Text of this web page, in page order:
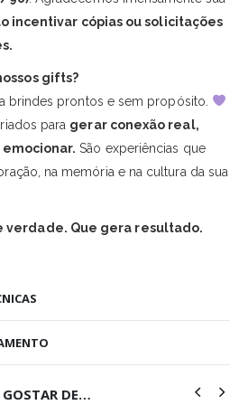
incentivar cópias ou solicitações
gifts?
brindes prontos e sem propósito.
para gerar conexão real,
São experiências que
na memória e na cultura da sua
verdade. Que gera resultado.
DE…